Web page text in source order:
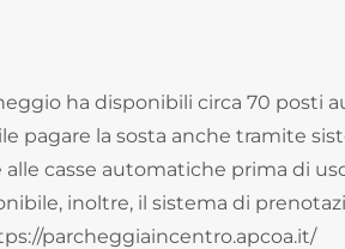
ha disponibili circa 70 posti
pagare la sosta anche tramite
alle casse automatiche prima di
inoltre, il sistema di
parcheggiaincentro.apcoa.it/